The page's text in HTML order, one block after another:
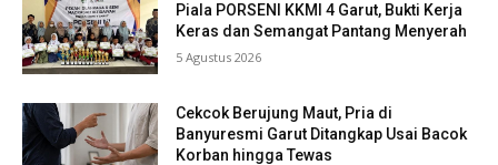
Piala PORSENI KKMI 4 Garut, Bukti Kerja
Keras dan Semangat Pantang Menyerah
5 Agustus 2026
Cekcok Berujung Maut, Pria di
Banyuresmi Garut Ditangkap Usai Bacok
Korban hingga Tewas